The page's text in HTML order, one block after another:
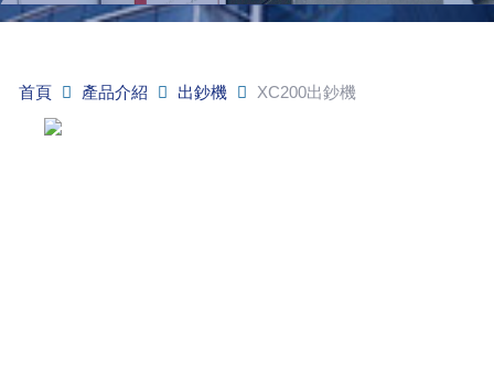
首頁 產品介紹 出鈔機 XC200出鈔機